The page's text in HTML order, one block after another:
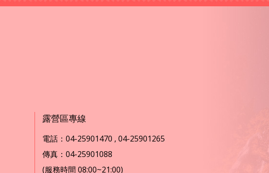
露營區專線
電話：04-25901470 , 04-25901265
傳真：04-25901088
(服務時間 08:00~21:00)